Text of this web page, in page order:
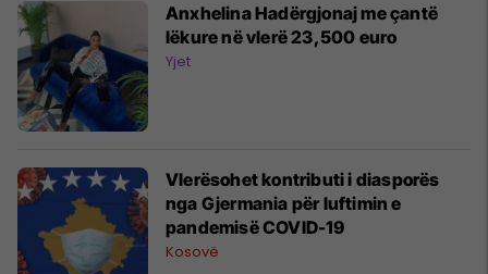
Anxhelina Hadërgjonaj me çantë
lëkure në vlerë 23,500 euro
Yjet
Vlerësohet kontributi i diasporës
nga Gjermania për luftimin e
pandemisë COVID-19
Kosovë